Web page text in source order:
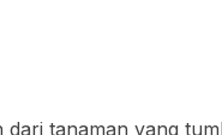
tanaman yang